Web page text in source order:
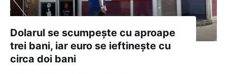
Dolarul se scumpește cu aproape
trei bani, iar euro se ieftinește cu
circa doi bani